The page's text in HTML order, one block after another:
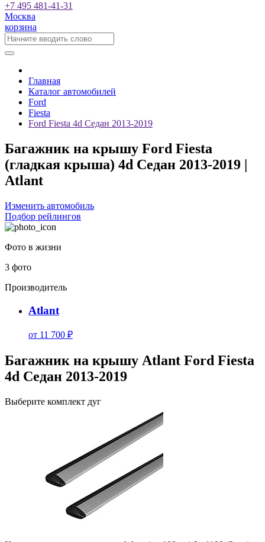
+7 495 481-41-31
Москва
корзина
Главная
Каталог автомобилей
Ford
Fiesta
Ford Fiesta 4d Седан 2013-2019
Багажник на крышу Ford Fiesta
(гладкая крыша) 4d Седан 2013-2019 |
Atlant
Изменить автомобиль
Подбор рейлингов
Фото в жизни
3 фото
Производитель
Atlant
от 11 700 ₽
Багажник на крышу Atlant Ford Fiesta
4d Седан 2013-2019
Выберите комплект дуг